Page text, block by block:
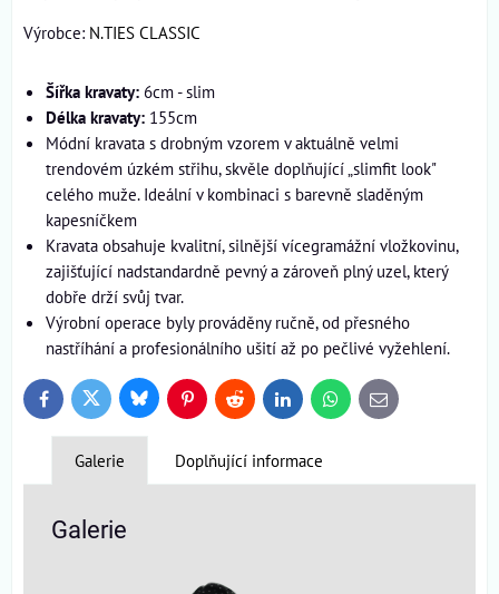
Výrobce: N.TIES CLASSIC
Šířka kravaty: 6cm - slim
Délka kravaty: 155cm
Módní kravata s drobným vzorem v aktuálně velmi
trendovém úzkém střihu, skvěle doplňující „slimfit look"
celého muže. Ideální v kombinaci s barevně sladěným
kapesníčkem
Kravata obsahuje kvalitní, silnější vícegramážní vložkovinu,
zajišťující nadstandardně pevný a zároveň plný uzel, který
dobře drží svůj tvar.
Výrobní operace byly prováděny ručně, od přesného
nastříhání a profesionálního ušití až po pečlivé vyžehlení.
FacebookTwitter BlueskyPinterestReddit LinkedInWhatsApp
E-
mail
Galerie Doplňující informace
Galerie